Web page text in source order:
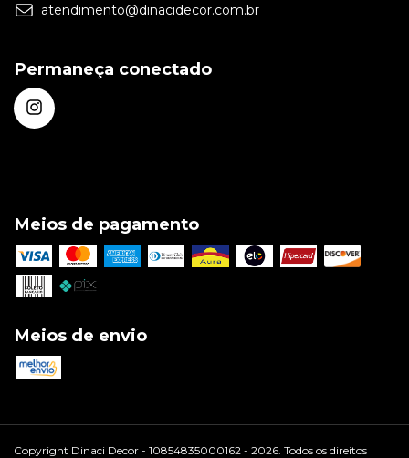
atendimento@dinacidecor.com.br
Permaneça conectado
Meios de pagamento
Meios de envio
Copyright Dinaci Decor - 10854835000162 - 2026. Todos os direitos